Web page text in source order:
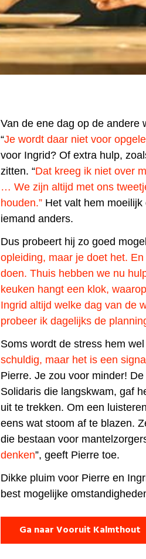
Van de ene dag op de andere
“Je wordt daar niet voor
voor Ingrid? Of extra hulp,
zitten. “Dat kreeg ik niet over
… We zijn altijd met ons
houden.” Het valt hem
iemand anders.
Dus probeert hij zo goed
opleiding, maar je doet het.
doen. Thuis hebben we nu
keuken hangt een klok,
Ingrid altijd welke dag van de
probeer ik dagelijks de
Soms wordt de stress hem
schuldig, maar het is een
Pierre. Je zou voor minder!
Solidaris die langskwam, gaf
uit te trekken. Om een
eens wat stoom af te blazen.
die bestaan voor
denken”, geeft Pierre toe.
Dikke pluim voor Pierre en
best mogelijke
Ga naar Vooruit Kalmthout